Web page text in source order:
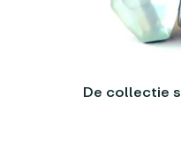
De collectie